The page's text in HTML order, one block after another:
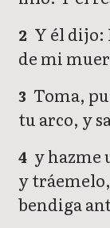
2 Y él dijo:
de mi
3 Toma,
tu arco, y
4 y hazme
y
bendiga